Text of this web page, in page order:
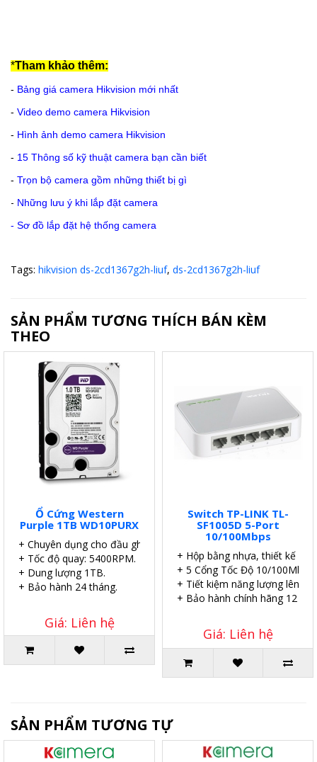
*Tham khảo thêm:
- Bảng giá camera Hikvision mới nhất
- Video demo camera Hikvision
- Hình ảnh demo camera Hikvision
- 15 Thông số kỹ thuật camera bạn cần biết
- Trọn bộ camera gồm những thiết bị gì
- Những lưu ý khi lắp đặt camera
- Sơ đồ lắp đặt hệ thống camera
Tags: hikvision ds-2cd1367g2h-liuf, ds-2cd1367g2h-liuf
SẢN PHẨM TƯƠNG THÍCH BÁN KÈM
THEO
Ổ Cứng Western
Purple 1TB WD10PURX
+ Chuyên dụng cho đầu ghi.
+ Tốc độ quay: 5400RPM.
+ Dung lượng 1TB.
+ Bảo hành 24 tháng.
Giá: Liên hệ
Switch TP-LINK TL-
SF1005D 5-Port
10/100Mbps
+ Hộp bằng nhựa, thiết kế để
+ 5 Cổng Tốc Độ 10/100Mbps.
+ Tiết kiệm năng lượng lên
+ Bảo hành chính hãng 12
Giá: Liên hệ
SẢN PHẨM TƯƠNG TỰ